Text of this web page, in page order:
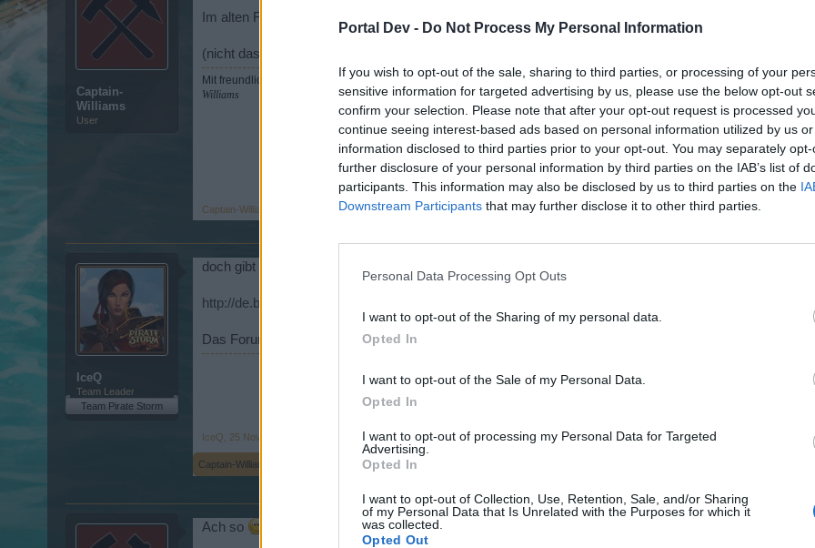
Portal Dev - Do Not Process My Personal Information
If you wish to opt-out of the sale, sharing to third parties, or processing of your
sensitive information for targeted advertising by us, please use the below opt-out
confirm your selection. Please note that after your opt-out request is processed
continue seeing interest-based ads based on personal information utilized by us
information disclosed to third parties prior to your opt-out. You may separately
further disclosure of your personal information by third parties on the IAB’s list of
participants. This information may also be disclosed by us to third parties on the
Downstream Participants that may further disclose it to other third parties.
Personal Data Processing Opt Outs
I want to opt-out of the Sharing of my personal data.
Opted In
I want to opt-out of the Sale of my Personal Data.
Opted In
I want to opt-out of processing my Personal Data for Targeted
Advertising.
Opted In
I want to opt-out of Collection, Use, Retention, Sale, and/or Sharing
of my Personal Data that Is Unrelated with the Purposes for which it
was collected.
Opted Out
Captain-
Williams
User
Im alten Forum gabs ein extra Thread für Entbannungsanfragen, gibt es sowas hier auch schon ?,
(nicht das mich das betreffen würde
Mit freundlichen Grüßen / Best Regards
Williams
Captain-Williams 25 November 2013
IceQ
Team Leader
Team Pirate Storm
doch gibt es
http://de.bigpoint.com/piratestorm/board/threads/entbannungsanfragen.3435/
Das Forum hat nur keinen eigenen Chatbereich mehr.
IceQ 25 November 2013
Captain-Williams
Ach so Danke ihr Beiden